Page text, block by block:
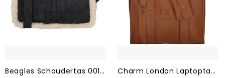
Beagles Schoudertas 001 Zwart
Charm London Laptoptas 006 Bruin